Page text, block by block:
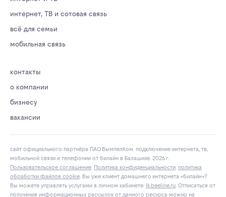
интернет, ТВ и сотовая связь
всё для семьи
мобильная связь
контакты
о компании
бизнесу
вакансии
сайт официального партнёра ПАО ВымпелКом. подключение интернета, тв,
мобильной связи и телефонии от билайн в Балашихе. 2026 г.
Пользовательское соглашение. Политика конфиденциальности. политика
обработки файлов cookie. Вы уже клиент домашнего интернета «билайн»?
Вы можете управлять услугами в личнoм кaбинeтe: lk.bееlinе.ru. Отписаться от
получения информационных рассылок от данного ресурса можно на